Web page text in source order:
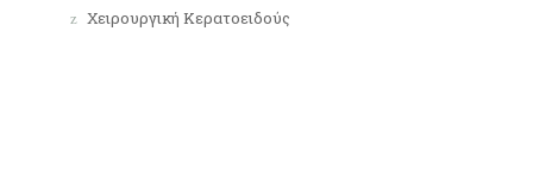
Χειρουργική Κερατοειδούς